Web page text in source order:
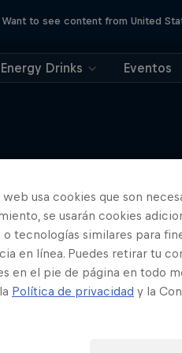
Want to see content from United
Energy Drinks Eventos
Más
más difícil?
es el deporte de motor
más duro de la Tierra
MTB
web usa cookies que son
se usarán cookies
tecnologías similares para
en línea. Puedes retirar tu
en el pie de página en todo
Política de privacidad y la